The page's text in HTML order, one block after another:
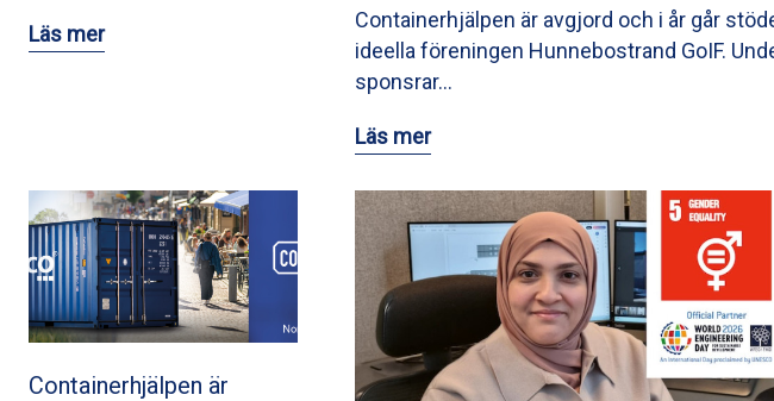
Läs mer
Containerhjälpen är avgjord och i år går
ideella föreningen Hunnebostrand GoIF.
sponsrar…
Läs mer
Containerhjälpen är